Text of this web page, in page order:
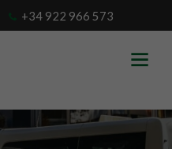
+34 922 966 573